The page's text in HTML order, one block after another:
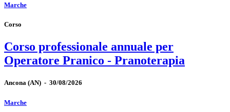
Marche
Corso
Corso professionale annuale per
Operatore Pranico - Pranoterapia
Ancona (AN) - 30/08/2026
Marche